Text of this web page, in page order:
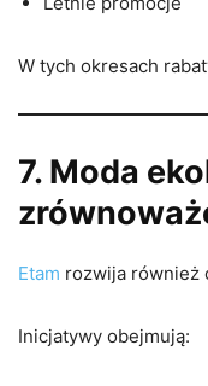
W tych okresach
7. Moda
Etam rozwija również
Inicjatywy obejmują: